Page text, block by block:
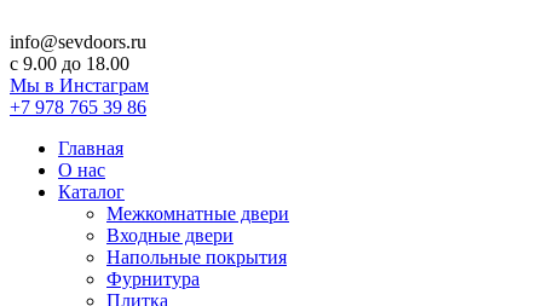
info@sevdoors.ru
c 9.00 до 18.00
Мы в Инстаграм
+7 978 765 39 86
Главная
О нас
Каталог
Межкомнатные двери
Входные двери
Напольные покрытия
Фурнитура
Плитка